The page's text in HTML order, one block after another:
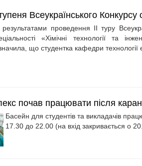
Всеукраїнського Конкурсу
проведення II туру
«Хімічні технології та
що студентка кафедри технології
почав працювати після
Басейн для студентів та викладачів
17.30 до 22.00 (на вхід закривається о